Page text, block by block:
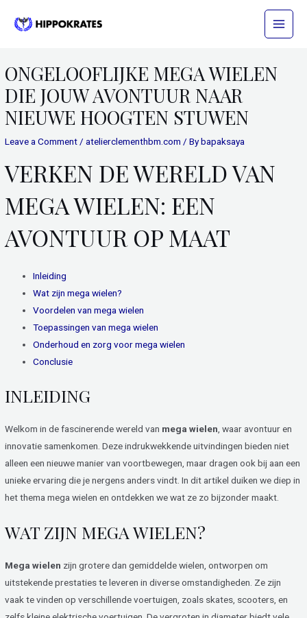
Main
Menu
ONGELOOFLIJKE MEGA WIELEN
DIE JOUW AVONTUUR NAAR
NIEUWE HOOGTEN STUWEN
Leave a Comment /atelierclementhbm.com / Bybapaksaya
VERKEN DE WERELD VAN
MEGA WIELEN: EEN
AVONTUUR OP MAAT
Inleiding
Wat zijn mega wielen?
Voordelen van mega wielen
Toepassingen van mega wielen
Onderhoud en zorg voor mega wielen
Conclusie
INLEIDING
Welkom in de fascinerende wereld van mega wielen , waar avontuur en
innovatie samenkomen. Deze indrukwekkende uitvindingen bieden niet
alleen een nieuwe manier van voortbewegen, maar dragen ook bij aan een
unieke ervaring die je nergens anders vindt. In dit artikel duiken we diep in
het thema mega wielen en ontdekken we wat ze zo bijzonder maakt.
WAT ZIJN MEGA WIELEN?
Mega wielen zijn grotere dan gemiddelde wielen, ontworpen om
uitstekende prestaties te leveren in diverse omstandigheden. Ze zijn
vaak te vinden op verschillende voertuigen, zoals skates, scooters, en
navigation